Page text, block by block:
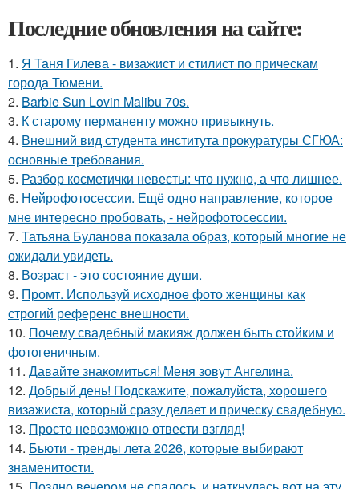
Последние обновления на сайте:
1. Я Таня Гилева - визажист и стилист по прическам
города Тюмени.
2. Barbie Sun Lovin Malibu 70s.
3. К старому перманенту можно привыкнуть.
4. Внешний вид студента института прокуратуры СГЮА:
основные требования.
5. Разбор косметички невесты: что нужно, а что лишнее.
6. Нейрофотосессии. Ещё одно направление, которое
мне интересно пробовать, - нейрофотосессии.
7. Татьяна Буланова показала образ, который многие не
ожидали увидеть.
8. Возраст - это состояние души.
9. Промт. Используй исходное фото женщины как
строгий референс внешности.
10. Почему свадебный макияж должен быть стойким и
фотогеничным.
11. Давайте знакомиться! Меня зовут Ангелина.
12. Добрый день! Подскажите, пожалуйста, хорошего
визажиста, который сразу делает и прическу свадебную.
13. Просто невозможно отвести взгляд!
14. Бьюти - тренды лета 2026, которые выбирают
знаменитости.